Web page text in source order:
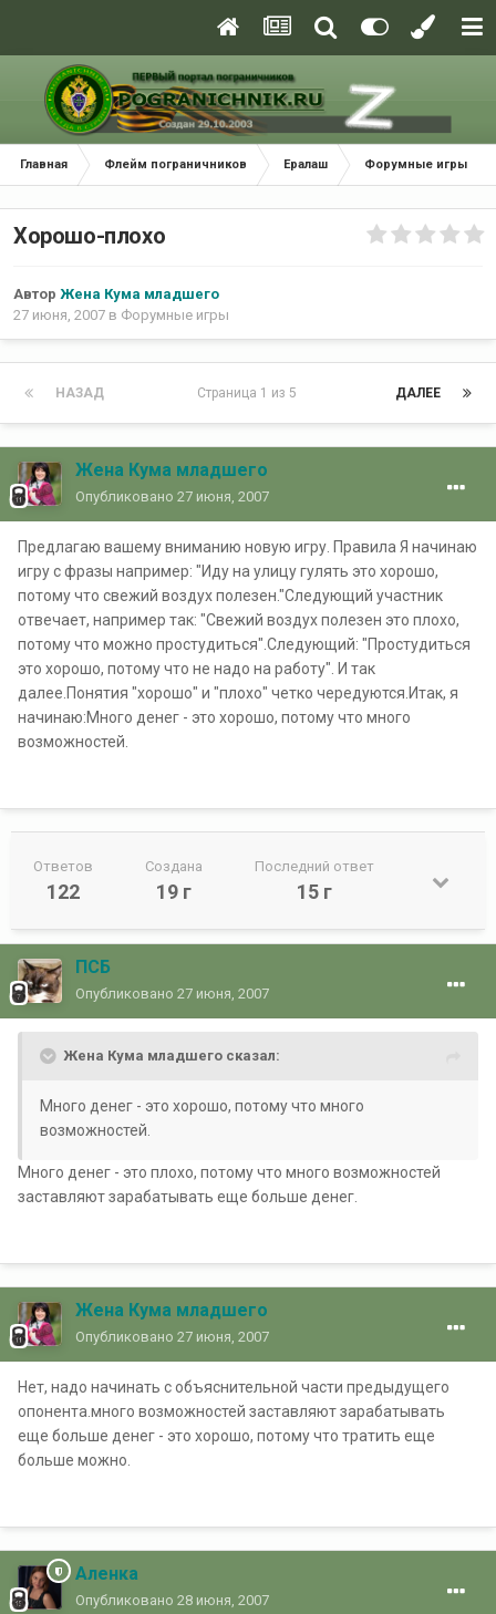
Главная Флейм пограничников Ералаш Форумные игры
Хорошо-плохо
Автор Жена Кума младшего
27 июня, 2007 в Форумные игры
НАЗАД ДАЛЕЕ
Страница 1 из 5
Жена Кума младшего
Опубликовано 27 июня, 2007
Предлагаю вашему вниманию новую игру. Правила Я начинаю
игру с фразы например: "Иду на улицу гулять это хорошо,
потому что свежий воздух полезен."Следующий участник
отвечает, например так: "Свежий воздух полезен это плохо,
потому что можно простудиться".Следующий: "Простудиться
это хорошо, потому что не надо на работу". И так
далее.Понятия "хорошо" и "плохо" четко чередуются.Итак, я
начинаю:Много денег - это хорошо, потому что много
возможностей.
Ответов
122
Создана
19 г
Последний ответ
15 г
ПСБ
Опубликовано 27 июня, 2007
Жена Кума младшего сказал:
Много денег - это хорошо, потому что много
возможностей.
Много денег - это плохо, потому что много возможностей
заставляют зарабатывать еще больше денег.
Жена Кума младшего
Опубликовано 27 июня, 2007
Нет, надо начинать с объяснительной части предыдущего
опонента.много возможностей заставляют зарабатывать
еще больше денег - это хорошо, потому что тратить еще
больше можно.
Аленка
Опубликовано 28 июня, 2007